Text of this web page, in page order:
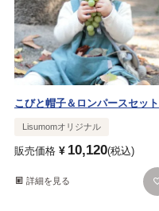
こびと帽子＆ロンパースセット
Lisumomオリジナル
販売価格 ¥ 10,120 税込
詳細を見る